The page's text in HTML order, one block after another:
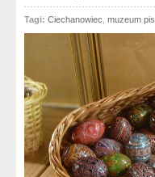
Tagi: Ciechanowiec muzeum